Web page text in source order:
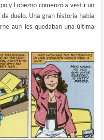
y Lobezno comenzó a vestir un
duelo. Una gran historia había
aun les quedaban una última